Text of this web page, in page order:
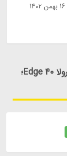
16 بهمن 1402
به "مقایسه شیائومی پوکو X6 پرو با موتورولا Edge 40؛